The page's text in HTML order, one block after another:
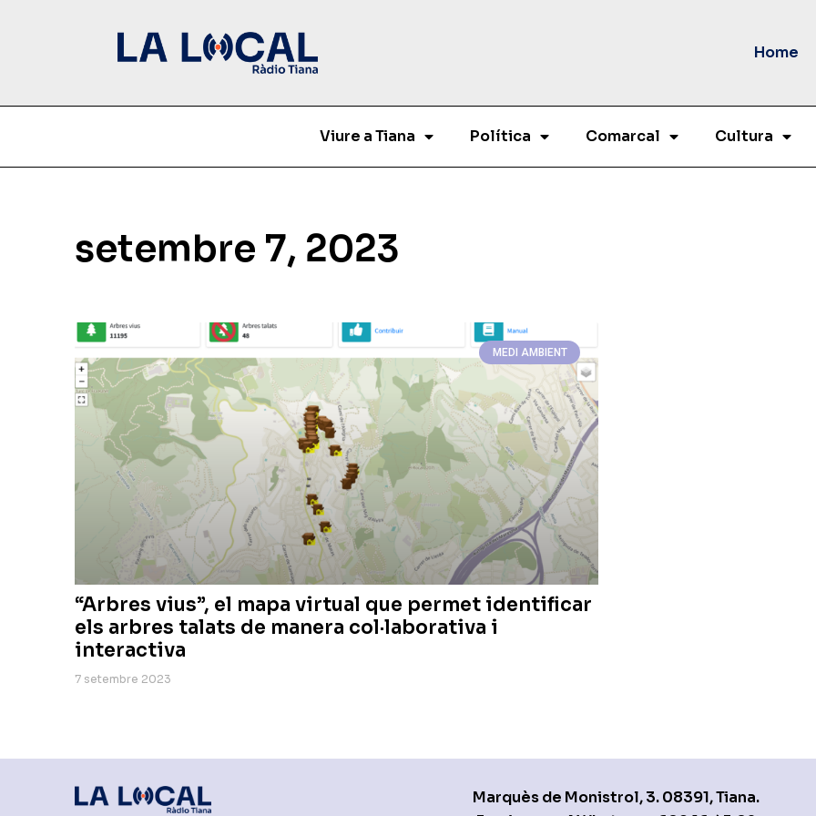
Home
Viure a Tiana Política Comarcal Cultura
setembre 7, 2023
MEDI AMBIENT
“Arbres vius”, el mapa virtual que permet identificar
els arbres talats de manera col·laborativa i
interactiva
7 setembre 2023
Marquès de Monistrol, 3. 08391, Tiana.